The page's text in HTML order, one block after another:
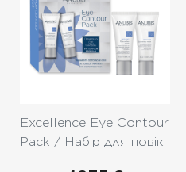
Excellence Eye Contour
Pack / Набір для повік